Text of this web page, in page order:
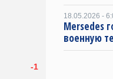
-1
18.05.2026 -
Mersedes
военную